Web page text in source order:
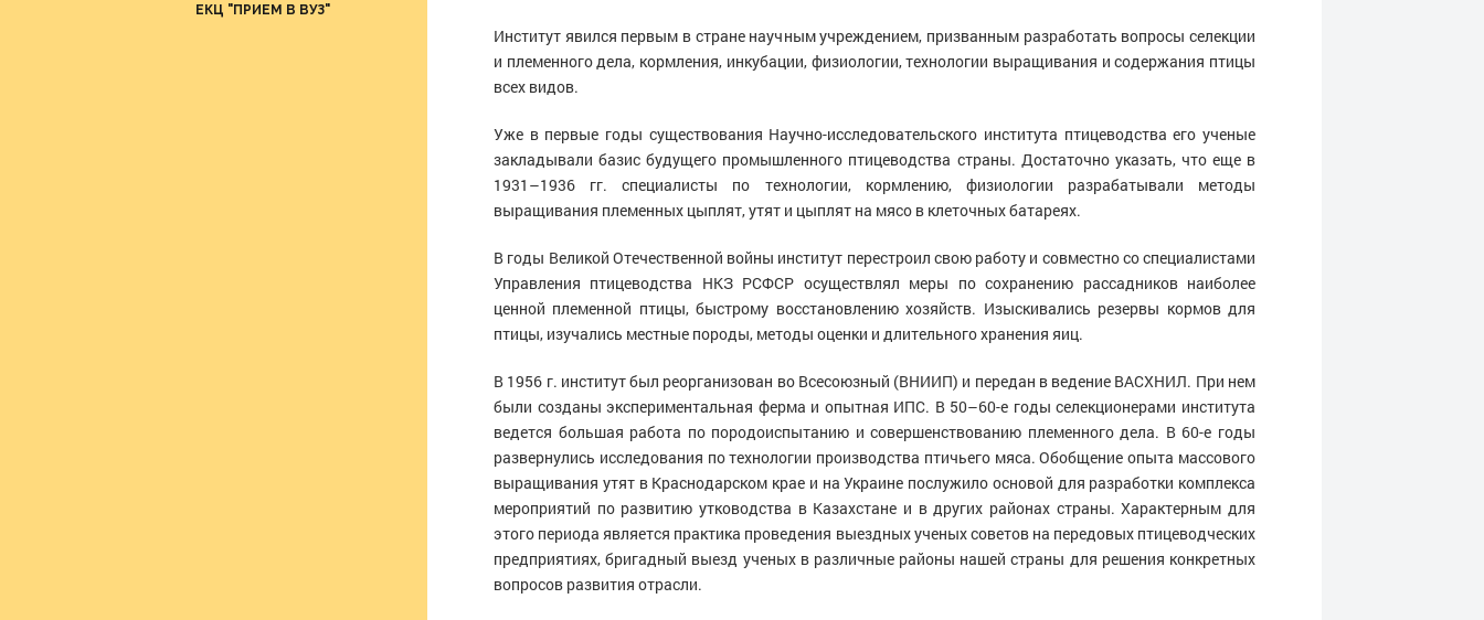
ЕКЦ "ПРИЕМ В ВУЗ"
Институт явился первым в стране научным учреждением, призванным разработать вопросы селекции
и племенного дела, кормления, инкубации, физиологии, технологии выращивания и содержания птицы
всех видов.
Уже в первые годы существования Научно-исследовательского института птицеводства его ученые
закладывали базис будущего промышленного птицеводства страны. Достаточно указать, что еще в
1931–1936 гг. специалисты по технологии, кормлению, физиологии разрабатывали методы
выращивания племенных цыплят, утят и цыплят на мясо в клеточных батареях.
В годы Великой Отечественной войны институт перестроил свою работу и совместно со специалистами
Управления птицеводства НКЗ РСФСР осуществлял меры по сохранению рассадников наиболее
ценной племенной птицы, быстрому восстановлению хозяйств. Изыскивались резервы кормов для
птицы, изучались местные породы, методы оценки и длительного хранения яиц.
В 1956 г. институт был реорганизован во Всесоюзный (ВНИИП) и передан в ведение ВАСХНИЛ. При нем
были созданы экспериментальная ферма и опытная ИПС. В 50–60-е годы селекционерами института
ведется большая работа по породоиспытанию и совершенствованию племенного дела. В 60-е годы
развернулись исследования по технологии производства птичьего мяса. Обобщение опыта массового
выращивания утят в Краснодарском крае и на Украине послужило основой для разработки комплекса
мероприятий по развитию утководства в Казахстане и в других районах страны. Характерным для
этого периода является практика проведения выездных ученых советов на передовых птицеводческих
предприятиях, бригадный выезд ученых в различные районы нашей страны для решения конкретных
вопросов развития отрасли.